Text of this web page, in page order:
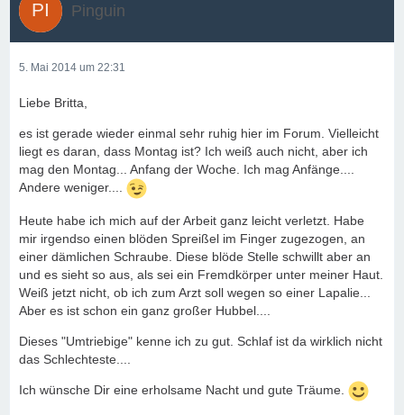
Pinguin
5. Mai 2014 um 22:31
Liebe Britta,
es ist gerade wieder einmal sehr ruhig hier im Forum. Vielleicht
liegt es daran, dass Montag ist? Ich weiß auch nicht, aber ich
mag den Montag... Anfang der Woche. Ich mag Anfänge....
Andere weniger....
Heute habe ich mich auf der Arbeit ganz leicht verletzt. Habe
mir irgendso einen blöden Spreißel im Finger zugezogen, an
einer dämlichen Schraube. Diese blöde Stelle schwillt aber an
und es sieht so aus, als sei ein Fremdkörper unter meiner Haut.
Weiß jetzt nicht, ob ich zum Arzt soll wegen so einer Lapalie...
Aber es ist schon ein ganz großer Hubbel....
Dieses "Umtriebige" kenne ich zu gut. Schlaf ist da wirklich nicht
das Schlechteste....
Ich wünsche Dir eine erholsame Nacht und gute Träume.